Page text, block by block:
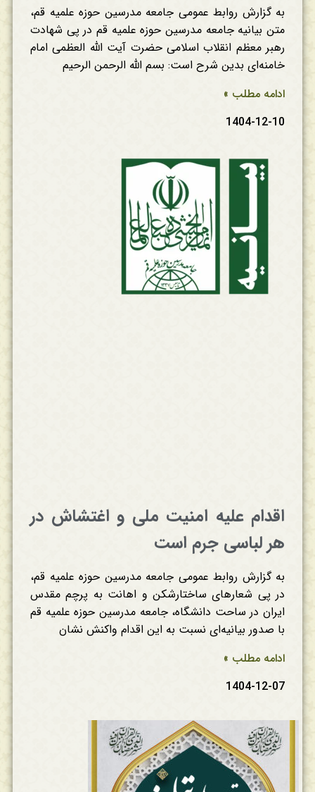
به گزارش روابط عمومی جامعه مدرسین حوزه علمیه قم،
متن بیانیه جامعه مدرسین حوزه علمیه قم در پی شهادت
رهبر معظم انقلاب اسلامی حضرت آیت الله العظمی امام
خامنه‌ای بدین شرح است: بسم الله الرحمن الرحیم
ادامه مطلب »
1404-12-10
اقدام علیه امنیت ملی و اغتشاش در
هر لباسی جرم است
به گزارش روابط عمومی جامعه مدرسین حوزه علمیه قم،
در پی شعارهای ساختارشکن و اهانت به پرچم مقدس
ایران در ساحت دانشگاه، جامعه مدرسین حوزه علمیه قم
با صدور بیانیه‌ای نسبت به این اقدام واکنش نشان
ادامه مطلب »
1404-12-07